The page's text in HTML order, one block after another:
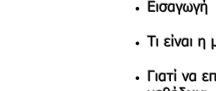
Εισαγωγή
Τι είναι
Γιατί να